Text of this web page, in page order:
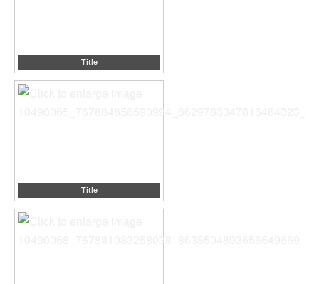
Title
Title